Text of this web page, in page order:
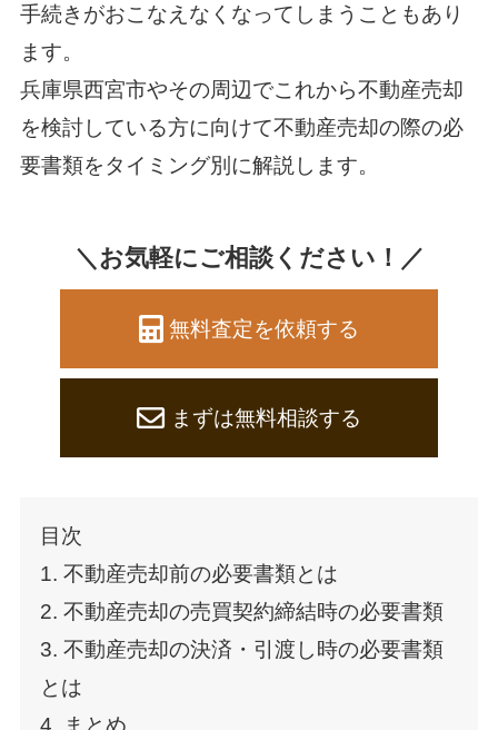
手続きがおこなえなくなってしまうこともあり
ます。
兵庫県西宮市やその周辺でこれから不動産売却
を検討している方に向けて不動産売却の際の必
要書類をタイミング別に解説します。
＼お気軽にご相談ください！／
無料査定を依頼する
まずは無料相談する
目次
1. 不動産売却前の必要書類とは
2. 不動産売却の売買契約締結時の必要書類
3. 不動産売却の決済・引渡し時の必要書類
とは
4. まとめ